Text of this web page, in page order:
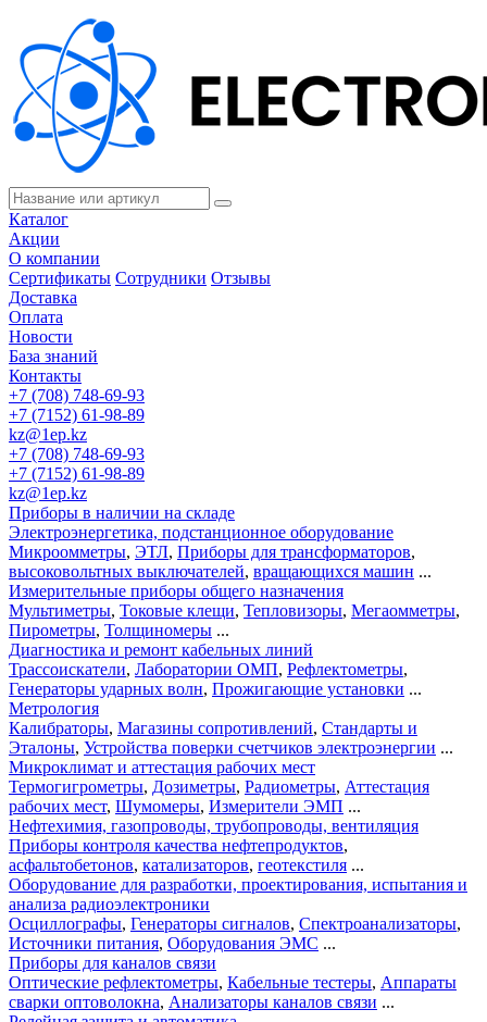
Каталог
Акции
О компании
Сертификаты Сотрудники Отзывы
Доставка
Оплата
Новости
База знаний
Контакты
+7 (708) 748-69-93
+7 (7152) 61-98-89
kz@1ep.kz
+7 (708) 748-69-93
+7 (7152) 61-98-89
kz@1ep.kz
Приборы в наличии на складе
Электроэнергетика, подстанционное оборудование
Микроомметры, ЭТЛ, Приборы для трансформаторов,
высоковольтных выключателей, вращающихся машин ...
Измерительные приборы общего назначения
Мультиметры, Токовые клещи, Тепловизоры, Мегаомметры,
Пирометры, Толщиномеры ...
Диагностика и ремонт кабельных линий
Трассоискатели, Лаборатории ОМП, Рефлектометры,
Генераторы ударных волн, Прожигающие установки ...
Метрология
Калибраторы, Магазины сопротивлений, Стандарты и
Эталоны, Устройства поверки счетчиков электроэнергии ...
Микроклимат и аттестация рабочих мест
Термогигрометры, Дозиметры, Радиометры, Аттестация
рабочих мест, Шумомеры, Измерители ЭМП ...
Нефтехимия, газопроводы, трубопроводы, вентиляция
Приборы контроля качества нефтепродуктов,
асфальтобетонов, катализаторов, геотекстиля ...
Оборудование для разработки, проектирования, испытания и
анализа радиоэлектроники
Осциллографы, Генераторы сигналов, Спектроанализаторы,
Источники питания, Оборудования ЭМС ...
Приборы для каналов связи
Оптические рефлектометры, Кабельные тестеры, Аппараты
сварки оптоволокна, Анализаторы каналов связи ...